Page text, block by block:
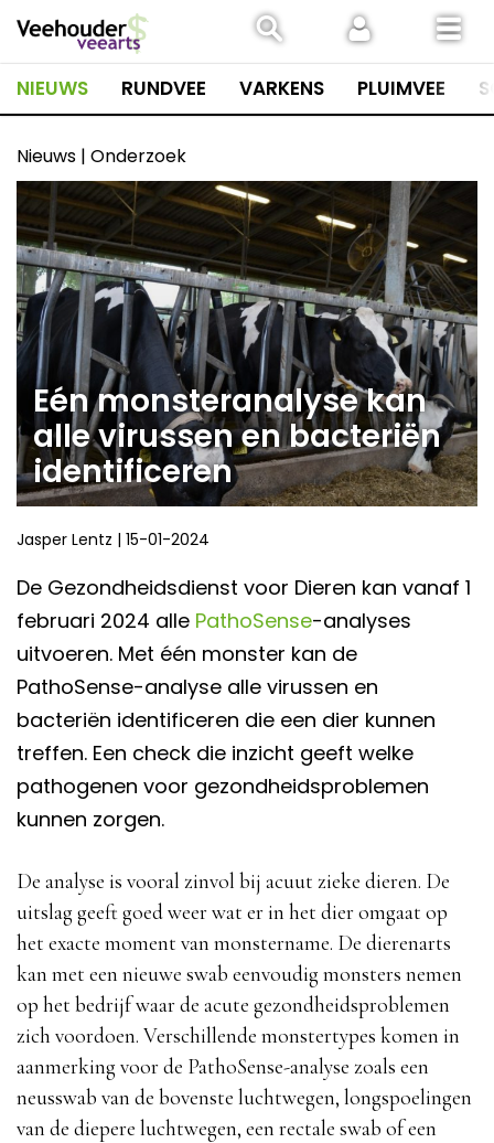
naar
inhoud
NIEUWS RUNDVEE VARKENS PLUIMVEE
Nieuws | Onderzoek
Eén monsteranalyse kan
alle virussen en bacteriën
identificeren
Jasper Lentz | 15-01-2024
De Gezondheidsdienst voor Dieren kan vanaf 1
februari 2024 alle PathoSense-analyses
uitvoeren. Met één monster kan de
PathoSense-analyse alle virussen en
bacteriën identificeren die een dier kunnen
treffen. Een check die inzicht geeft welke
pathogenen voor gezondheidsproblemen
kunnen zorgen.
De analyse is vooral zinvol bij acuut zieke dieren. De
uitslag geeft goed weer wat er in het dier omgaat op
het exacte moment van monstername. De dierenarts
kan met een nieuwe swab eenvoudig monsters nemen
op het bedrijf waar de acute gezondheidsproblemen
zich voordoen. Verschillende monstertypes komen in
aanmerking voor de PathoSense-analyse zoals een
neusswab van de bovenste luchtwegen, longspoelingen
van de diepere luchtwegen, een rectale swab of een